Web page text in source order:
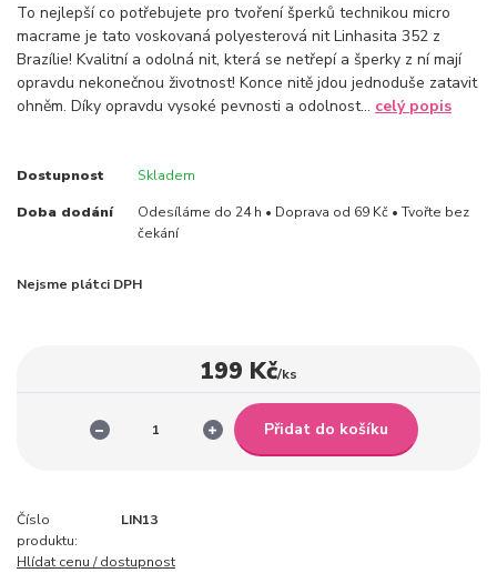
To nejlepší co potřebujete pro tvoření šperků technikou micro
macrame je tato voskovaná polyesterová nit Linhasita 352 z
Brazílie! Kvalitní a odolná nit, která se netřepí a šperky z ní mají
opravdu nekonečnou životnost! Konce nitě jdou jednoduše zatavit
ohněm. Díky opravdu vysoké pevnosti a odolnost... celý popis
Dostupnost Skladem
Doba dodání
Odesíláme do 24 h • Doprava od 69 Kč • Tvořte bez
čekání
Nejsme plátci DPH
199 Kč/ks
Přidat do košíku
Číslo
produktu:
LIN13
Hlídat cenu / dostupnost